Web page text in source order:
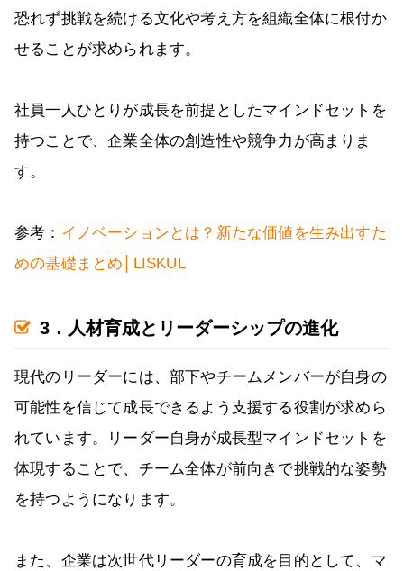
恐れず挑戦を続ける文化や考え方を組織全体に根付か
せることが求められます。
社員一人ひとりが成長を前提としたマインドセットを
持つことで、企業全体の創造性や競争力が高まりま
す。
参考： イノベーションとは？新たな価値を生み出すた
めの基礎まとめ│LISKUL
3．人材育成とリーダーシップの進化
現代のリーダーには、部下やチームメンバーが自身の
可能性を信じて成長できるよう支援する役割が求めら
れています。リーダー自身が成長型マインドセットを
体現することで、チーム全体が前向きで挑戦的な姿勢
を持つようになります。
また、企業は次世代リーダーの育成を目的として、マ